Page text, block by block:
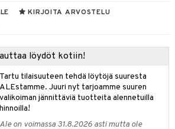
KIRJOITA ARVOSTELU
löydöt kotiin!
Tartu tilaisuuteen tehdä löytöjä suuresta
ALEstamme. Juuri nyt tarjoamme suuren
valikoiman jännittäviä tuotteita alennetuilla
hinnoilla!
Ale on voimassa 31.8.2026 asti mutta ole